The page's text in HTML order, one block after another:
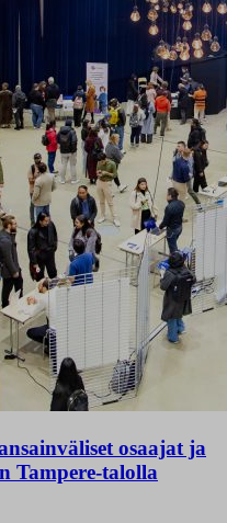
osaajat ja
Tampere-talolla